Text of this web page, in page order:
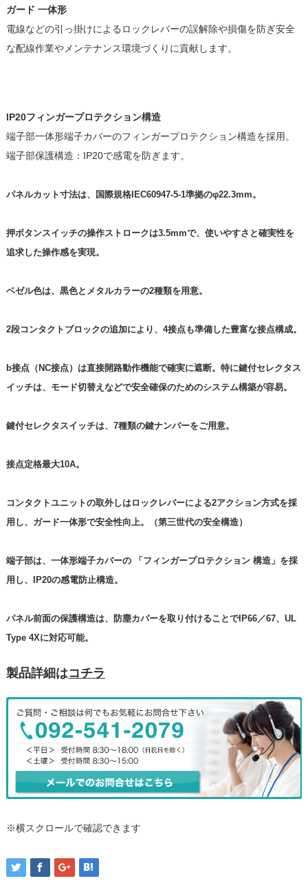
ガード 一体形
電線などの引っ掛けによるロックレバーの誤解除や損傷を防ぎ安全
な配線作業やメンテナンス環境づくりに貢献します。
IP20フィンガープロテクション構造
端子部一体形端子カバーのフィンガープロテクション構造を採用。
端子部保護構造：IP20で感電を防ぎます。
パネルカット寸法は、国際規格IEC60947-5-1準拠のφ22.3mm。
押ボタンスイッチの操作ストロークは3.5mmで、使いやすさと確実性を
追求した操作感を実現。
ベゼル色は、黒色とメタルカラーの2種類を用意。
2段コンタクトブロックの追加により、4接点も準備した豊富な接点構成。
b接点（NC接点）は直接開路動作機能で確実に遮断。特に鍵付セレクタス
イッチは、モード切替えなどで安全確保のためのシステム構築が容易。
鍵付セレクタスイッチは、7種類の鍵ナンバーをご用意。
接点定格最大10A。
コンタクトユニットの取外しはロックレバーによる2アクション方式を採
用し、ガード一体形で安全性向上。（第三世代の安全構造）
端子部は、一体形端子カバーの 「フィンガープロテクション 構造」を採
用し、IP20の感電防止構造。
パネル前面の保護構造は、防塵カバーを取り付けることでIP66／67、UL
Type 4Xに対応可能。
製品詳細はコチラ
※横スクロールで確認できます